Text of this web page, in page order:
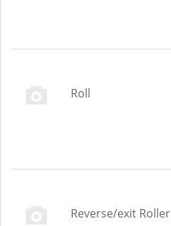
Roll
Reverse/exit Roller